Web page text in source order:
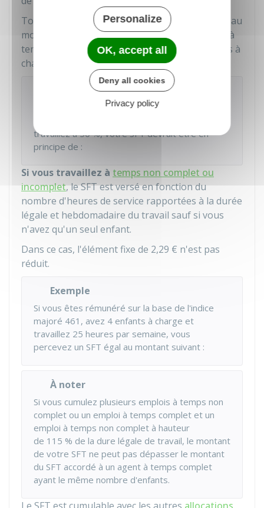
Toutefois, votre SFT ne peut pas être inférieur au
montant minimum versé à un agent travaillant à
temps plein et ayant le même nombre d'enfants à
charge.
Si vous êtes rémunéré sur la base de l'indice
travaillez à50 %, votre SFT devrait être en
principe de :
Si vous travaillez à temps non complet ou
incomplet, le SFT est versé en fonction du
nombre d'heures de service rapportées à la durée
légale et hebdomadaire du travail sauf si vous
n'avez qu'un seul enfant.
Dans ce cas, l'élément fixe de 2,29 € n'est pas
réduit.
Exemple
Si vous êtes rémunéré sur la base de l'indice
majoré 461, avez 4 enfants à charge et
travaillez 25 heures par semaine, vous
percevez un SFT égal au montant suivant :
À noter
Si vous cumulez plusieurs emplois à temps non
complet ou un emploi à temps complet et un
emploi à temps non complet à hauteur
de 115 % de la dure légale de travail, le montant
de votre SFT ne peut pas dépasser le montant
du SFT accordé à un agent à temps complet
ayant le même nombre d'enfants.
Personalize
OK, accept all
Deny all cookies
Privacy policy